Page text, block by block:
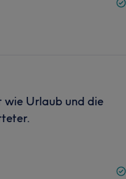
wie Urlaub und die